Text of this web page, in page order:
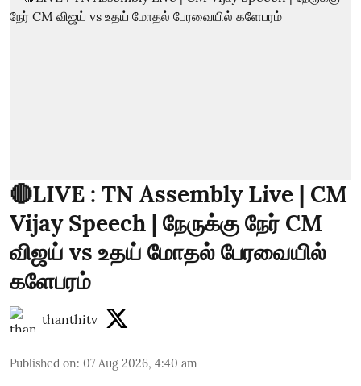
🔴LIVE : TN Assembly Live | CM
Vijay Speech | நேருக்கு நேர் CM
விஜய் vs உதய் மோதல் பேரவையில்
களேபரம்
thanthitv
Published on: 07 Aug 2026, 4:40 am